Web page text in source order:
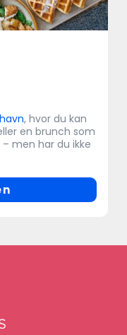
, hvor du kan
en brunch som
men har du ikke